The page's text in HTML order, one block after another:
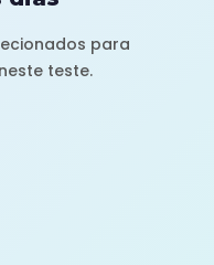
para
teste.